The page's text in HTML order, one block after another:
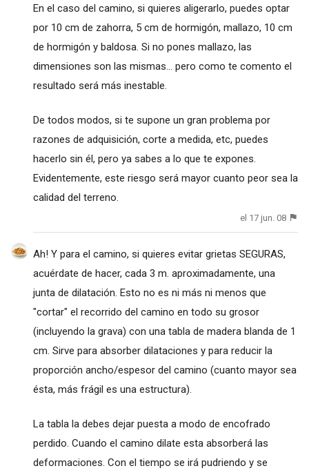
En el caso del camino, si quieres aligerarlo, puedes optar
por 10 cm de zahorra, 5 cm de hormigón, mallazo, 10 cm
de hormigón y baldosa. Si no pones mallazo, las
dimensiones son las mismas... pero como te comento el
resultado será más inestable.
De todos modos, si te supone un gran problema por
razones de adquisición, corte a medida, etc, puedes
hacerlo sin él, pero ya sabes a lo que te expones.
Evidentemente, este riesgo será mayor cuanto peor sea la
calidad del terreno.
el 17 jun. 08
Ah! Y para el camino, si quieres evitar grietas SEGURAS,
acuérdate de hacer, cada 3 m. aproximadamente, una
junta de dilatación. Esto no es ni más ni menos que
"cortar" el recorrido del camino en todo su grosor
(incluyendo la grava) con una tabla de madera blanda de 1
cm. Sirve para absorber dilataciones y para reducir la
proporción ancho/espesor del camino (cuanto mayor sea
ésta, más frágil es una estructura).
La tabla la debes dejar puesta a modo de encofrado
perdido. Cuando el camino dilate esta absorberá las
deformaciones. Con el tiempo se irá pudriendo y se